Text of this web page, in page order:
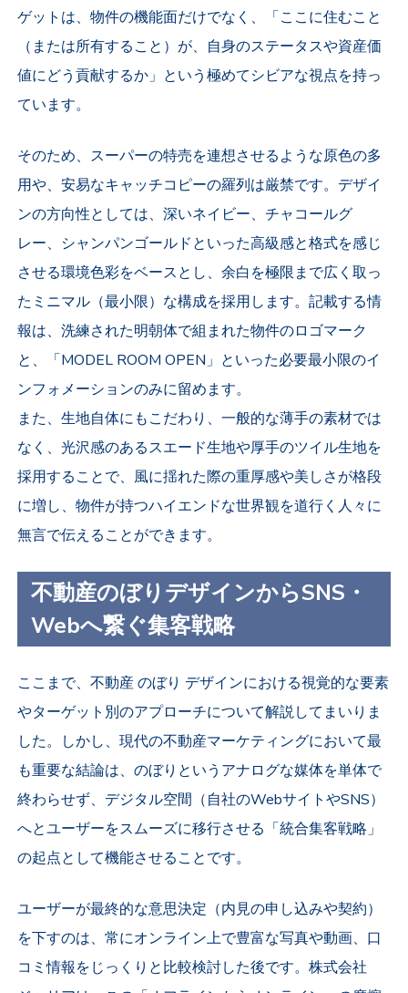
ゲットは、物件の機能面だけでなく、「ここに住むこと
（または所有すること）が、自身のステータスや資産価
値にどう貢献するか」という極めてシビアな視点を持っ
ています。
そのため、スーパーの特売を連想させるような原色の多
用や、安易なキャッチコピーの羅列は厳禁です。デザイ
ンの方向性としては、深いネイビー、チャコールグ
レー、シャンパンゴールドといった高級感と格式を感じ
させる環境色彩をベースとし、余白を極限まで広く取っ
たミニマル（最小限）な構成を採用します。記載する情
報は、洗練された明朝体で組まれた物件のロゴマーク
と、「MODEL ROOM OPEN」といった必要最小限のイ
ンフォメーションのみに留めます。
また、生地自体にもこだわり、一般的な薄手の素材では
なく、光沢感のあるスエード生地や厚手のツイル生地を
採用することで、風に揺れた際の重厚感や美しさが格段
に増し、物件が持つハイエンドな世界観を道行く人々に
無言で伝えることができます。
不動産のぼりデザインからSNS・
Webへ繋ぐ集客戦略
ここまで、不動産 のぼり デザインにおける視覚的な要素
やターゲット別のアプローチについて解説してまいりま
した。しかし、現代の不動産マーケティングにおいて最
も重要な結論は、のぼりというアナログな媒体を単体で
終わらせず、デジタル空間（自社のWebサイトやSNS）
へとユーザーをスムーズに移行させる「統合集客戦略」
の起点として機能させることです。
ユーザーが最終的な意思決定（内見の申し込みや契約）
を下すのは、常にオンライン上で豊富な写真や動画、口
コミ情報をじっくりと比較検討した後です。株式会社